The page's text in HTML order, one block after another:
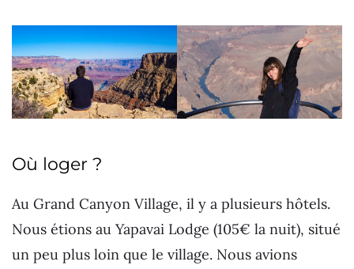
Où loger ?
Au Grand Canyon Village, il y a plusieurs hôtels.
Nous étions au Yapavai Lodge (105€ la nuit), situé
un peu plus loin que le village. Nous avions